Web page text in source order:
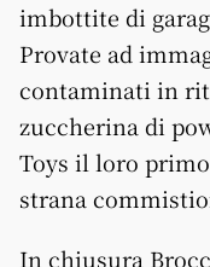
imbottite di
Provate ad
contaminati in
zuccherina di
Toys il loro
strana
In chiusura